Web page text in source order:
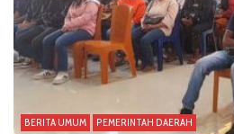
BERITA UMUM PEMERINTAH DAERAH